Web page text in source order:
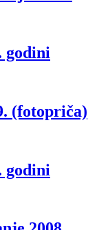
godini
(fotopriča)
godini